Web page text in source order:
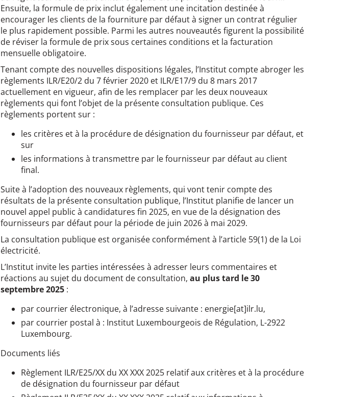
Ensuite, la formule de prix inclut également une incitation destinée à
encourager les clients de la fourniture par défaut à signer un contrat régulier
le plus rapidement possible. Parmi les autres nouveautés figurent la possibilité
de réviser la formule de prix sous certaines conditions et la facturation
mensuelle obligatoire.
Tenant compte des nouvelles dispositions légales, l’Institut compte abroger les
règlements ILR/E20/2 du 7 février 2020 et ILR/E17/9 du 8 mars 2017
actuellement en vigueur, afin de les remplacer par les deux nouveaux
règlements qui font l’objet de la présente consultation publique. Ces
règlements portent sur :
les critères et à la procédure de désignation du fournisseur par défaut, et
sur
les informations à transmettre par le fournisseur par défaut au client
final.
Suite à l’adoption des nouveaux règlements, qui vont tenir compte des
résultats de la présente consultation publique, l’Institut planifie de lancer un
nouvel appel public à candidatures fin 2025, en vue de la désignation des
fournisseurs par défaut pour la période de juin 2026 à mai 2029.
La consultation publique est organisée conformément à l’article 59(1) de la Loi
électricité.
L’Institut invite les parties intéressées à adresser leurs commentaires et
réactions au sujet du document de consultation, au plus tard le 30
septembre 2025 :
par courrier électronique, à l’adresse suivante : energie[at]ilr.lu,
par courrier postal à : Institut Luxembourgeois de Régulation, L-2922
Luxembourg.
Documents liés
Règlement ILR/E25/XX du XX XXX 2025 relatif aux critères et à la procédure
de désignation du fournisseur par défaut